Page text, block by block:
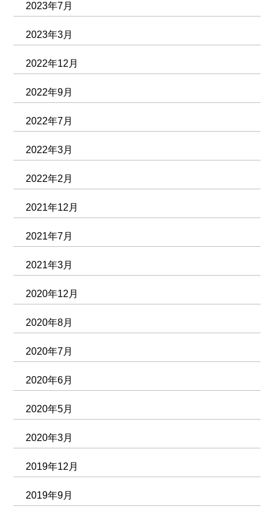
2023年7月
2023年3月
2022年12月
2022年9月
2022年7月
2022年3月
2022年2月
2021年12月
2021年7月
2021年3月
2020年12月
2020年8月
2020年7月
2020年6月
2020年5月
2020年3月
2019年12月
2019年9月